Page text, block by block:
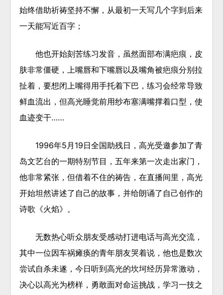
始终借助祈祷坚持不懈，从最初一天写几个字到后来
一天能写近百字；
他也开始刻苦练习发音，虽然面部布满疤痕，皮
肤非常僵硬，上嘴唇和下嘴唇以及嘴角被疤痕分别拉
扯着，要想闭上嘴得用手托着下巴，练习会经常导致
鲜血流出，但高光睡觉前用纱布塞满嘴撑着口型，使
血迹变干……
1996年5月19日全国助残日，高光受邀参加了青
岛文艺台的一期特别节目，五年来第一次走出家门，
他非常紧张，但借着不住的祷告，在直播间里，高光
开始坦然讲述了自己的故事，并给朗诵了自己创作的
诗歌《火焰》。
无数热心听众朋友受感动打进电话与高光交流，
其中一位因车祸瘫痪的青年朋友哭着说，他也是数次
尝试自杀未遂，今日听到高光的坎坷经历异常激动，
决心以高光为榜样，勇敢面对命运挑战，学习一技之